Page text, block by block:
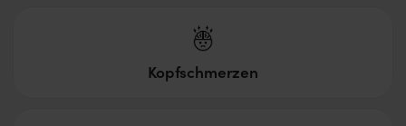
Kopfschmerzen